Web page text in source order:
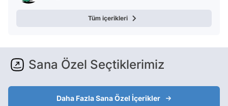
Tüm içerikleri
Sana Özel Seçtiklerimiz
Daha Fazla Sana Özel İçerikler